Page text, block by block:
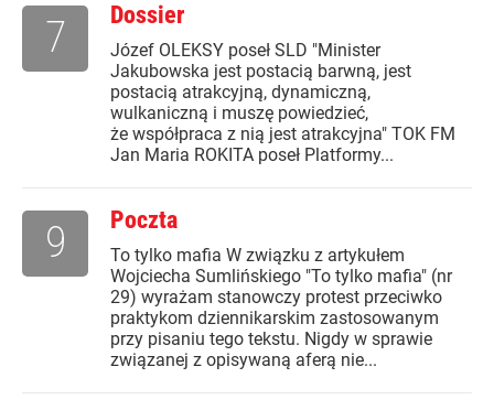
Dossier
Józef OLEKSY poseł SLD "Minister
Jakubowska jest postacią barwną, jest
postacią atrakcyjną, dynamiczną,
wulkaniczną i muszę powiedzieć,
że współpraca z nią jest atrakcyjna" TOK FM
Jan Maria ROKITA poseł Platformy...
7
Poczta
To tylko mafia W związku z artykułem
Wojciecha Sumlińskiego "To tylko mafia" (nr
29) wyrażam stanowczy protest przeciwko
praktykom dziennikarskim zastosowanym
przy pisaniu tego tekstu. Nigdy w sprawie
związanej z opisywaną aferą nie...
9